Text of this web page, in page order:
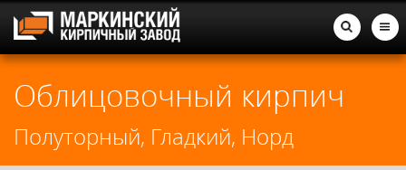
Облицовочный кирпич
Полуторный, Гладкий, Норд